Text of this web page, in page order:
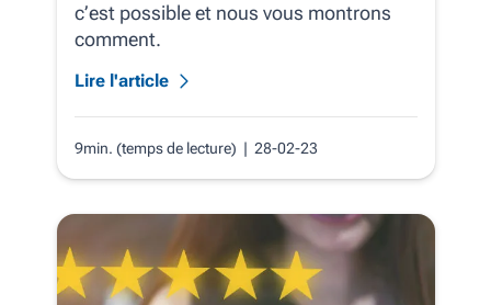
c’est possible et nous vous montrons
comment.
Lire l'article
9min. (temps de lecture) | 28-02-23